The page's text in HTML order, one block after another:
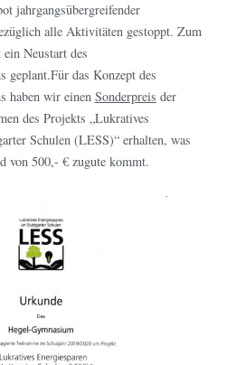
jahrgangsübergreifender
alle Aktivitäten gestoppt. Zum
Neustart des
geplant.Für das Konzept des
haben wir einen Sonderpreis der
des Projekts „Lukratives
Schulen (LESS)“ erhalten, was
von 500,- € zugute kommt.